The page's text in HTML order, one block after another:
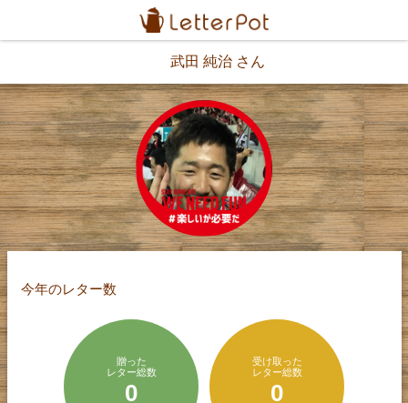
武田 純治 さん
今年のレター数
贈った
レター総数
0
受け取った
レター総数
0